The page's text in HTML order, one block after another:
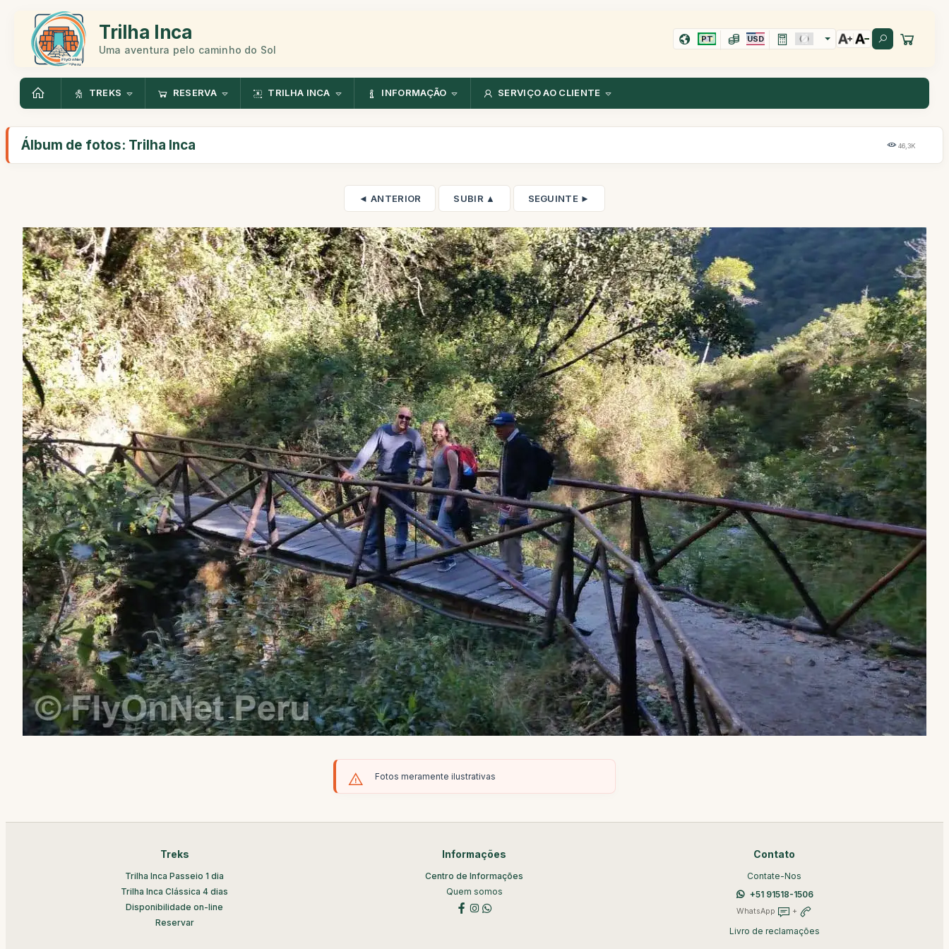
Trilha Inca
Uma aventura pelo caminho do Sol
PT USD
TREKS RESERVA TRILHA INCA INFORMAÇÃO SERVIÇO AO CLIENTE
Álbum de fotos: Trilha Inca 46,3K
◄ ANTERIOR SUBIR ▲ SEGUINTE ►
Fotos meramente ilustrativas
Treks
Trilha Inca Passeio 1 dia
Trilha Inca Clássica 4 dias
Disponibilidade on-line
Reservar
Informações
Centro de Informações
Quem somos
Contato
Contate-Nos
+51 91518-1506
WhatsApp +
Livro de reclamações